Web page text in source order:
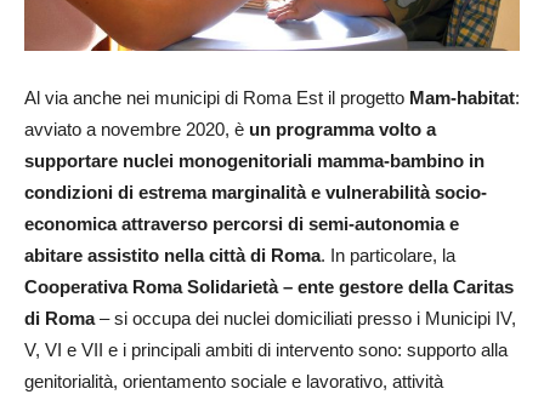
Al via anche nei municipi di Roma Est il progetto Mam-habitat:
avviato a novembre 2020, è un programma volto a
supportare nuclei monogenitoriali mamma-bambino in
condizioni di estrema marginalità e vulnerabilità socio-
economica attraverso percorsi di semi-autonomia e
abitare assistito nella città di Roma. In particolare, la
Cooperativa Roma Solidarietà – ente gestore della Caritas
di Roma– si occupa dei nuclei domiciliati presso i Municipi IV,
V, VI e VII e i principali ambiti di intervento sono: supporto alla
genitorialità, orientamento sociale e lavorativo, attività